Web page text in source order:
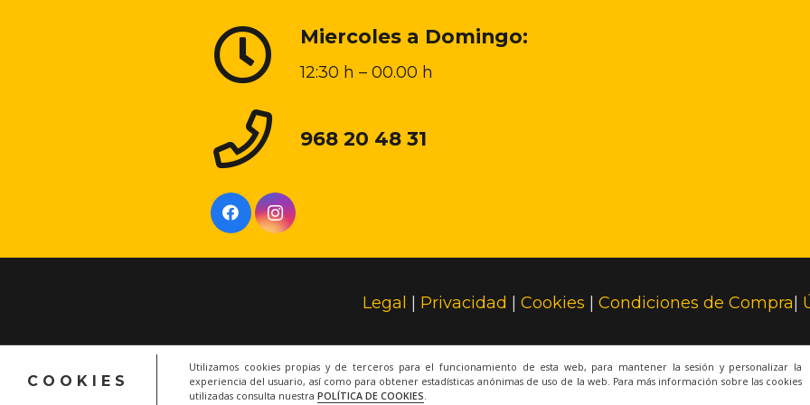
COOKIES
Utilizamos cookies propias y de terceros para el funcionamiento de esta web, para mantener la sesión y personalizar la
experiencia del usuario, así como para obtener estadísticas anónimas de uso de la web. Para más información sobre las cookies
utilizadas consulta nuestra POLÍTICA DE COOKIES
Miercoles a Domingo:
12:30 h – 00.00 h
968 20 48 31
Legal | Privacidad | Cookies | Condiciones de Compra|
© 2022 Todos los derechos reservados.